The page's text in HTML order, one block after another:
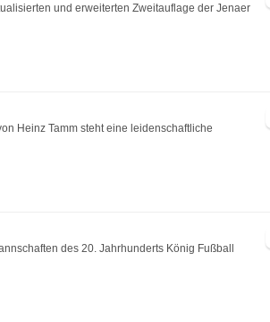
und erweiterten Zweitauflage der Jenaer
Heinz Tamm steht eine leidenschaftliche
des 20. Jahrhunderts König Fußball